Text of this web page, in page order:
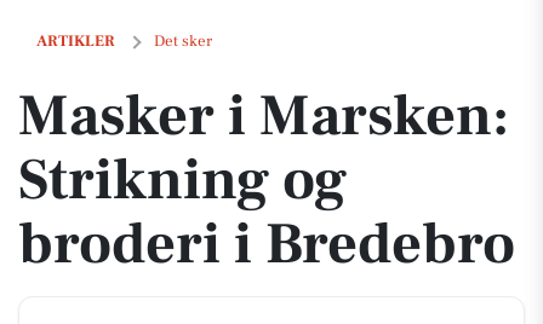
ARTIKLER Det sker
Masker i Marsken: Strikning og broderi i Bredebro
Masker i Marsken:
Strikning og
broderi i Bredebro